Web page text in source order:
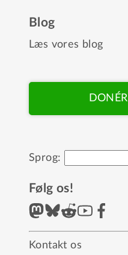
Blog
Læs vores blog
DONÉR
Sprog:
Følg os!
Kontakt os